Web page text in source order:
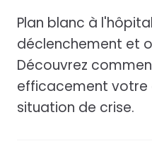
Plan blanc à
déclenchement et
Découvrez
efficacement votre
situation de crise.